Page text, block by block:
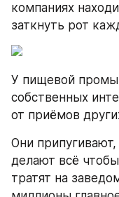
компаниях
заткнуть рот
У пищевой
собственных
от приёмов
Они
делают всё
тратят на